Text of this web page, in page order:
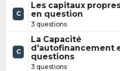
C
Les capitaux
en question
3 questions
C
La Capacité
d'autofinancement
questions
3 questions